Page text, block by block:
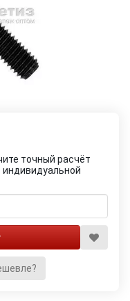
точный расчёт